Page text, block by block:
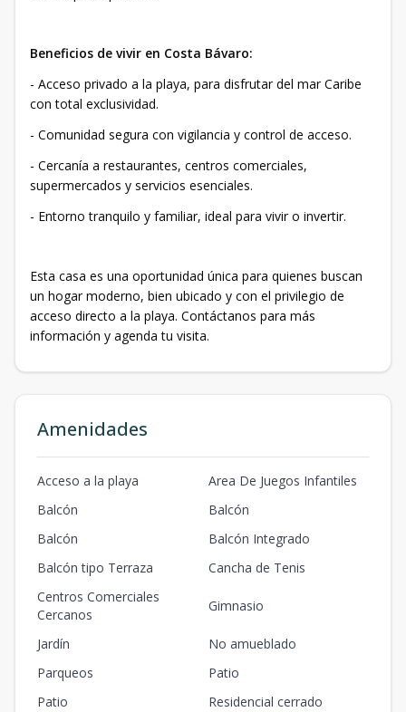
Beneficios de vivir en Costa Bávaro:
- Acceso privado a la playa, para disfrutar del mar Caribe
con total exclusividad.
- Comunidad segura con vigilancia y control de acceso.
- Cercanía a restaurantes, centros comerciales,
supermercados y servicios esenciales.
- Entorno tranquilo y familiar, ideal para vivir o invertir.
Esta casa es una oportunidad única para quienes buscan
un hogar moderno, bien ubicado y con el privilegio de
acceso directo a la playa. Contáctanos para más
información y agenda tu visita.
Amenidades
Acceso a la playa
Area De Juegos Infantiles
Balcón
Balcón
Balcón
Balcón Integrado
Balcón tipo Terraza
Cancha de Tenis
Centros Comerciales
Cercanos
Gimnasio
Jardín
No amueblado
Parqueos
Patio
Patio
Residencial cerrado